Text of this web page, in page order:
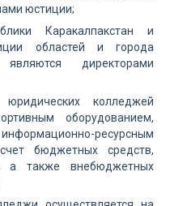
юстиции;
Каракалпакстан и
областей и города
директорами
колледжей
оборудованием,
ресурсным
бюджетных средств,
а также внебюджетных